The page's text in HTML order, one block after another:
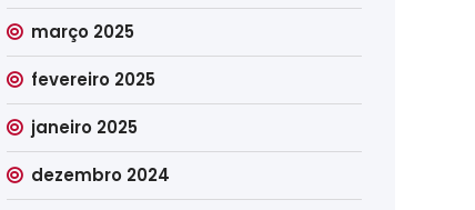
março 2025
fevereiro 2025
janeiro 2025
dezembro 2024